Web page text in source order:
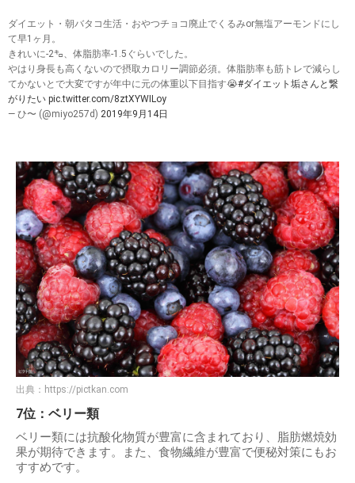
ダイエット・朝バタコ生活・おやつチョコ廃止でくるみor無塩アーモンドにし
て早1ヶ月。
きれいに-2㌔、体脂肪率-1.5ぐらいでした。
やはり身長も高くないので摂取カロリー調節必須。体脂肪率も筋トレで減らし
てかないとで大変ですが年中に元の体重以下目指す😭#ダイエット垢さんと繋
がりたい pic.twitter.com/8ztXYWILoy
— ひ〜 (@miyo257d) 2019年9月14日
出典： https://pictkan.com
7位：ベリー類
ベリー類には抗酸化物質が豊富に含まれており、脂肪燃焼効
果が期待できます。また、食物繊維が豊富で便秘対策にもお
すすめです。